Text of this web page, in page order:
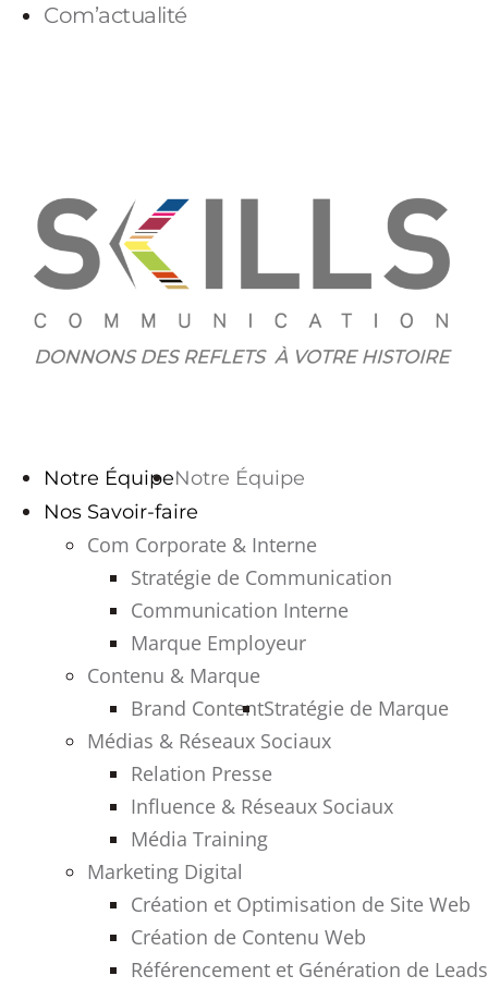
Com’actualité
Notre Équipe
Nos Savoir-faire
Com Corporate & Interne
Stratégie de Communication
Communication Interne
Marque Employeur
Contenu & Marque
Brand ContentStratégie de Marque
Médias & Réseaux Sociaux
Relation Presse
Influence & Réseaux Sociaux
Média Training
Marketing Digital
Création et Optimisation de Site Web
Création de Contenu Web
Référencement et Génération de Leads
Notre Équipe